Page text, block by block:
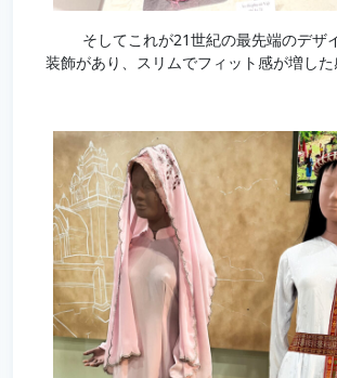
そしてこれが21世紀の最先端のデザ
装飾があり、スリムでフィット感が増した